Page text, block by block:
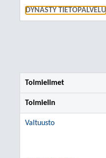
DYNASTY TIETOPALVELU
Toimielimet
Toimielin
Valtuusto